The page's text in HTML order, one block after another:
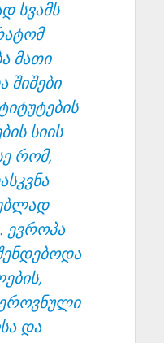
სვამს
მათი
შიშები
სიის
რომ,
ევროპა
და